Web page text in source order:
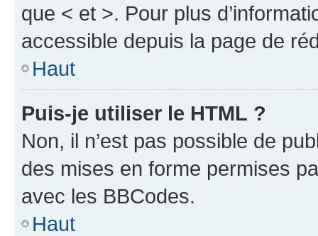
que < et >. Pour plus
accessible depuis la page de
Haut
Puis-je utiliser le HTML ?
Non, il n’est pas possible de
des mises en forme permises
avec les BBCodes.
Haut